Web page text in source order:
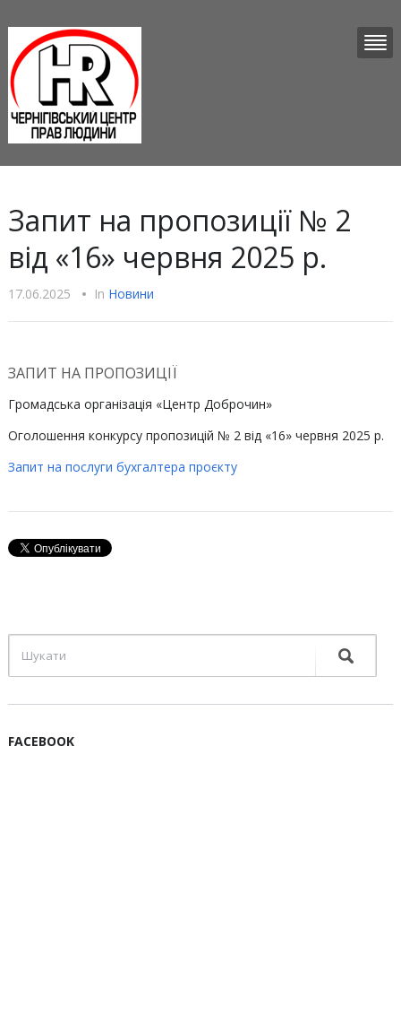
Запит на пропозиції № 2
від «16» червня 2025 р.
17.06.2025 • In Новини
ЗАПИТ НА ПРОПОЗИЦІЇ
Громадська організація «Центр Доброчин»
Оголошення конкурсу пропозицій № 2 від «16» червня 2025 р.
Запит на послуги бухгалтера проєкту
FACEBOOK